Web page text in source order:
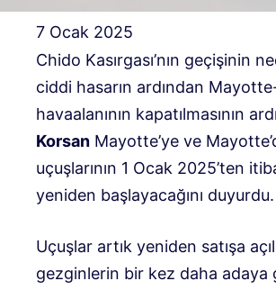
7 Ocak 2025
Chido Kasırgası’nın geçişinin
ciddi hasarın ardından
havaalanının kapatılmasının
Korsan Mayotte’ye ve
uçuşlarının 1 Ocak 2025’ten
yeniden başlayacağını duyurdu.
Uçuşlar artık yeniden satışa
gezginlerin bir kez daha adaya